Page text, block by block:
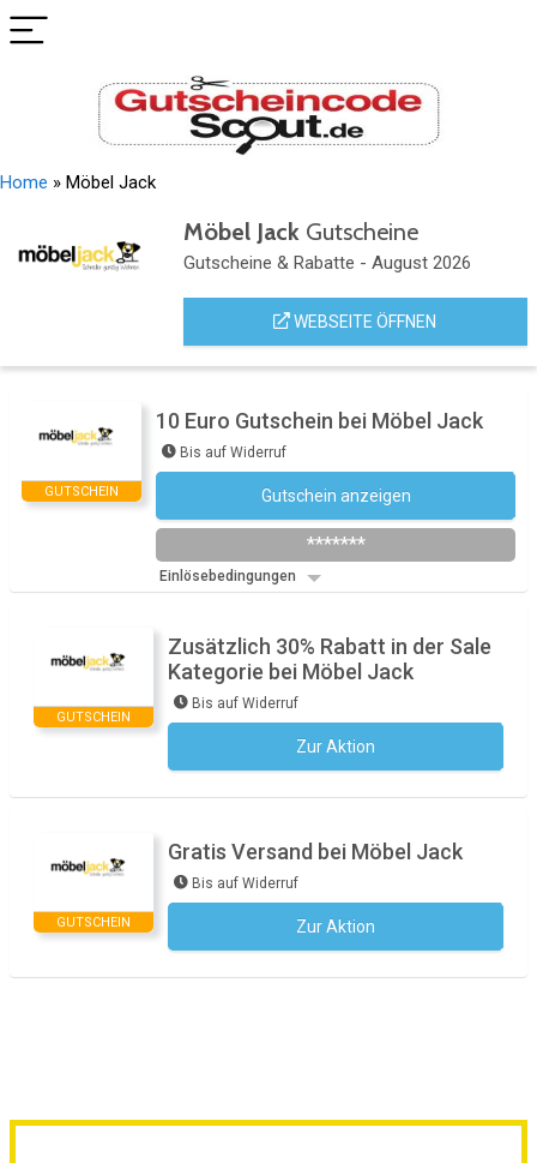
Home » Möbel Jack
Möbel JackGutscheine
Gutscheine & Rabatte - August 2026
WEBSEITE ÖFFNEN
GUTSCHEIN
10 Euro Gutschein bei Möbel Jack
Bis auf Widerruf
Gutschein anzeigen
*******
Einlösebedingungen
GUTSCHEIN
Zusätzlich 30% Rabatt in der Sale
Kategorie bei Möbel Jack
Bis auf Widerruf
Zur Aktion
GUTSCHEIN
Gratis Versand bei Möbel Jack
Bis auf Widerruf
Zur Aktion